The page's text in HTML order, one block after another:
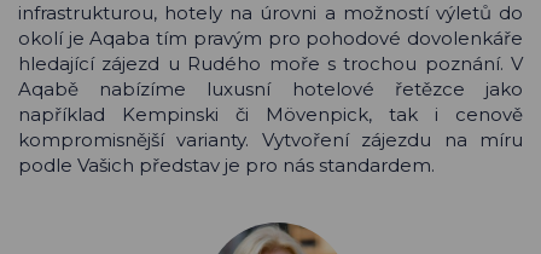
infrastrukturou, hotely na úrovni a možností výletů do
okolí je Aqaba tím pravým pro pohodové dovolenkáře
hledající zájezd u Rudého moře s trochou poznání. V
Aqabě nabízíme luxusní hotelové řetězce jako
například Kempinski či Mövenpick, tak i cenově
kompromisnější varianty. Vytvoření zájezdu na míru
podle Vašich představ je pro nás standardem.